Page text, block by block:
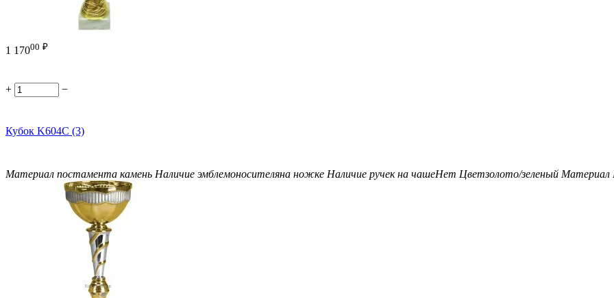
1 17000 ₽
+ −
Кубок K604C (3)
Материал постамента камень Наличие эмблемоносителяна ножке Наличие ручек на чашеНет Цветзолото/зеленый Материал